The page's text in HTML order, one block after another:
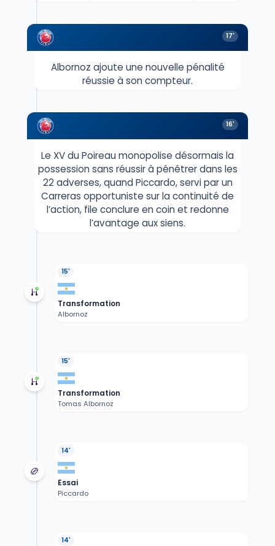
17'
Albornoz ajoute une nouvelle pénalité
réussie à son compteur.
16'
Le XV du Poireau monopolise désormais la
possession sans réussir à pénétrer dans les
22 adverses, quand Piccardo, servi par un
Carreras opportuniste sur la continuité de
l’action, file conclure en coin et redonne
l’avantage aux siens.
15'
Transformation
Albornoz
15'
Transformation
Tomas Albornoz
14'
Essai
Piccardo
14'